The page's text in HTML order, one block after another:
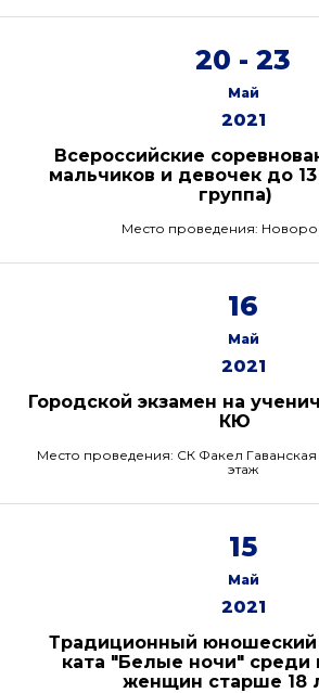
20 - 23
Май
2021
Всероссийские
мальчиков и девочек до
группа)
Место проведения:
16
Май
2021
Городской экзамен на
КЮ
Место проведения: СК Факел Гаванская
этаж
15
Май
2021
Традиционный юношеский
ката "Белые ночи" среди
женщин старше 18